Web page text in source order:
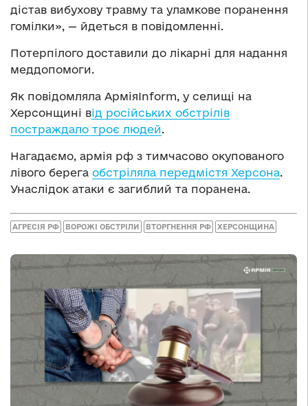
дістав вибухову травму та уламкове поранення
гомілки», — йдеться в повідомленні.
Потерпілого доставили до лікарні для надання
меддопомоги.
Як повідомляла АрміяInform, у селищі на
Херсонщині від російських обстрілів
постраждало троє людей.
Нагадаємо, армія рф з тимчасово окупованого
лівого берега обстріляла передмістя Херсона.
Унаслідок атаки є загиблий та поранена.
АГРЕСІЯ РФ ВОРОЖІ ОБСТРІЛИ ВТОРГНЕННЯ РФ ХЕРСОНЩИНА